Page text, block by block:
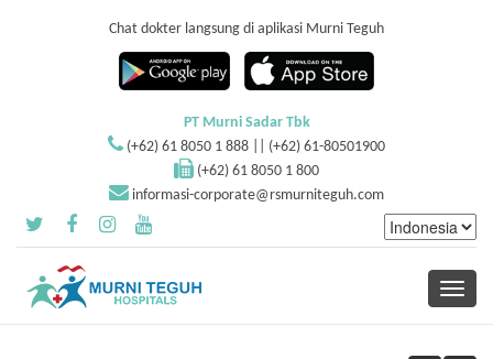
Chat dokter langsung di aplikasi Murni Teguh
PT Murni Sadar Tbk
(+62) 61 8050 1 888 || (+62) 61-80501900
(+62) 61 8050 1 800
informasi-corporate@rsmurniteguh.com
Toggle